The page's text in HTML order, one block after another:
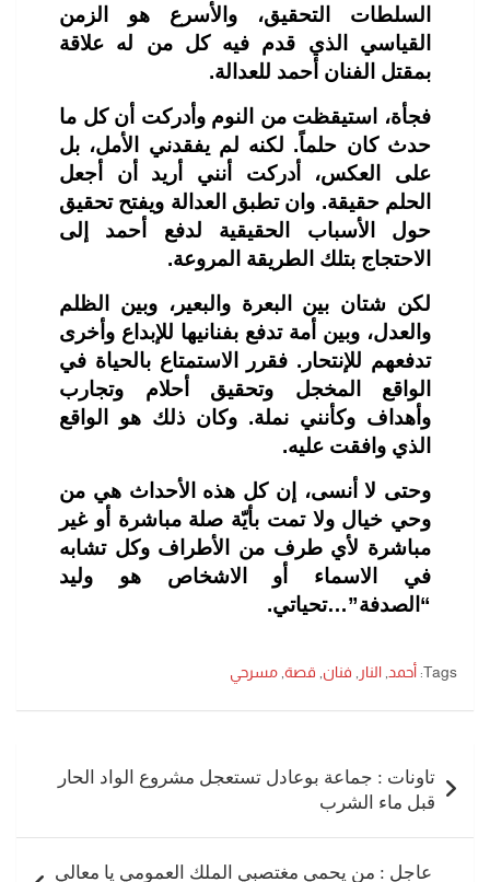
السلطات التحقيق، والأسرع هو الزمن
القياسي الذي قدم فيه كل من له علاقة
بمقتل الفنان أحمد للعدالة.
فجأة، استيقظت من النوم وأدركت أن كل ما
حدث كان حلماً. لكنه لم يفقدني الأمل، بل
على العكس، أدركت أنني أريد أن أجعل
الحلم حقيقة. وان تطبق العدالة ويفتح تحقيق
حول الأسباب الحقيقية لدفع أحمد إلى
الاحتجاج بتلك الطريقة المروعة.
لكن شتان بين البعرة والبعير، وبين الظلم
والعدل، وبين أمة تدفع بفنانيها للإبداع وأخرى
تدفعهم للإنتحار. فقرر الاستمتاع بالحياة في
الواقع المخجل وتحقيق أحلام وتجارب
وأهداف وكأنني نملة. وكان ذلك هو الواقع
الذي وافقت عليه.
وحتى لا أنسى، إن كل هذه الأحداث هي من
وحي خيال ولا تمت بأيّة صلة مباشرة أو غير
مباشرة لأي طرف من الأطراف وكل تشابه
في الاسماء أو الاشخاص هو وليد
“الصدفة”…تحياتي.
Tags: أحمد, النار , فنان, قصة, مسرحي
المقالاتتاونات : جماعة بوعادل تستعجل مشروع الواد الحار
قبل ماء الشرب
عاجل : من يحمي مغتصبي الملك العمومي يا معالي